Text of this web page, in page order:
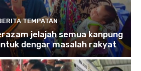
TEMPATAN
jelajah semua kanpung
dengar masalah rakyat